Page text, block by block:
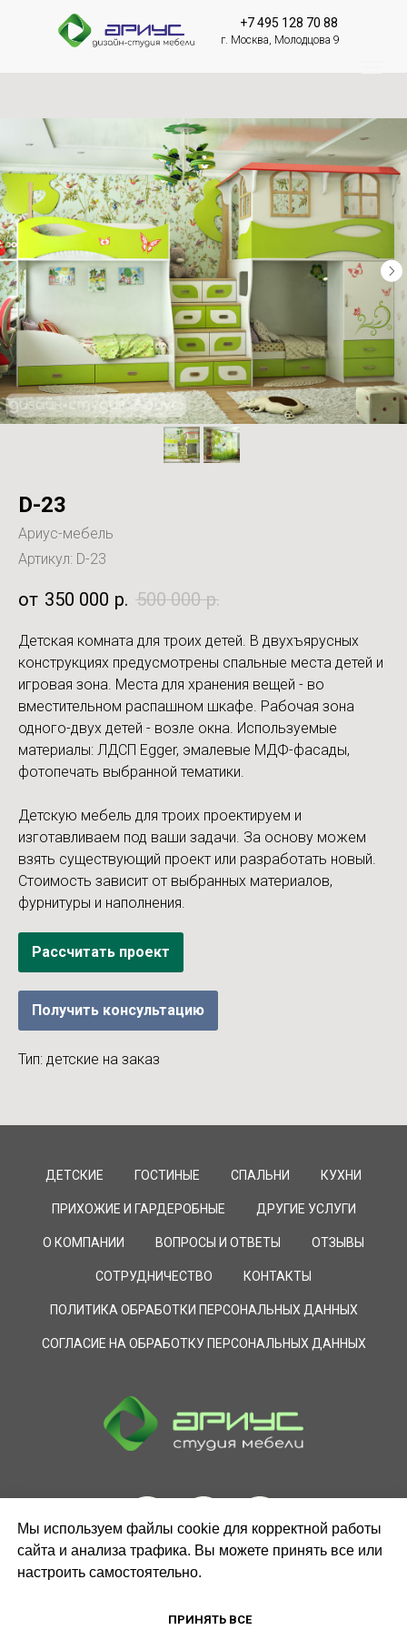
+7 495 128 70 88
г. Москва, Молодцова 9
D-23
Ариус-мебель
Артикул: D-23
350 000 р. 500 000 р.
Детская комната для троих детей. В двухъярусных
конструкциях предусмотрены спальные места детей и
игровая зона. Места для хранения вещей - во
вместительном распашном шкафе. Рабочая зона
одного-двух детей - возле окна. Используемые
материалы: ЛДСП Egger, эмалевые МДФ-фасады,
фотопечать выбранной тематики.
Детскую мебель для троих проектируем и
изготавливаем под ваши задачи. За основу можем
взять существующий проект или разработать новый.
Стоимость зависит от выбранных материалов,
фурнитуры и наполнения.
Рассчитать проект
Получить консультацию
Тип: детские на заказ
ДЕТСКИЕ ГОСТИНЫЕ СПАЛЬНИ КУХНИ
ПРИХОЖИЕ И ГАРДЕРОБНЫЕ ДРУГИЕ УСЛУГИ
О КОМПАНИИ ВОПРОСЫ И ОТВЕТЫ ОТЗЫВЫ
СОТРУДНИЧЕСТВО КОНТАКТЫ
ПОЛИТИКА ОБРАБОТКИ ПЕРСОНАЛЬНЫХ ДАННЫХ
СОГЛАСИЕ НА ОБРАБОТКУ ПЕРСОНАЛЬНЫХ ДАННЫХ
Мы используем файлы cookie для корректной работы
сайта и анализа трафика. Вы можете принять все или
настроить самостоятельно.
ПРИНЯТЬ ВСЕ